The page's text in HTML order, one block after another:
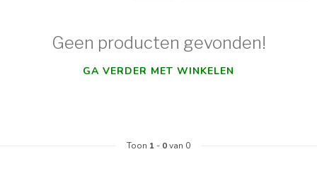
Geen producten gevonden!
GA VERDER MET WINKELEN
Toon 1 - 0van 0